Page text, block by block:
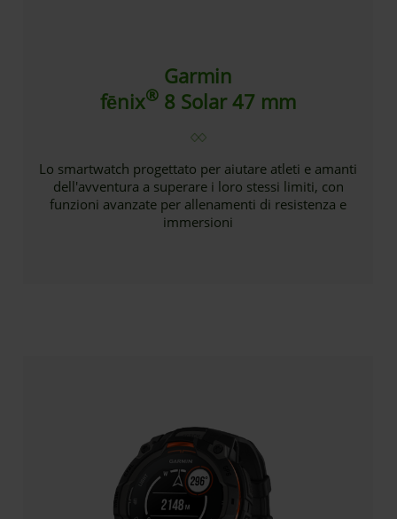
Garmin
fēnix® 8 Solar 47 mm
Lo smartwatch progettato per aiutare atleti e amanti
dell'avventura a superare i loro stessi limiti, con
funzioni avanzate per allenamenti di resistenza e
immersioni